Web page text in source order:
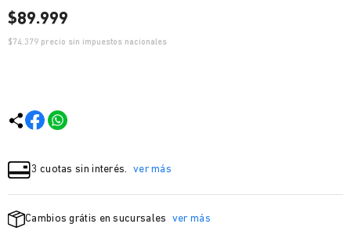
$89.999
$74.379 precio sin impuestos nacionales
3 cuotas sin interés. ver más
Cambios grátis en sucursales ver más